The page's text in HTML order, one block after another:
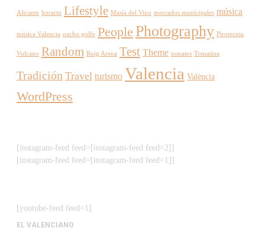
Alicante horario Lifestyle Masía del Vino mercados municipales música
música Valencia nacho golfe People Photography Pirotecnia
Vulcano Random Roig Arena Test Theme tomates Tomatina
Tradición Travel turismo Valencia València
WordPress
[instagram-feed feed=[instagram-feed feed=2]]
[instagram-feed feed=[instagram-feed feed=1]]
[youtube-feed feed=1]
EL VALENCIANO